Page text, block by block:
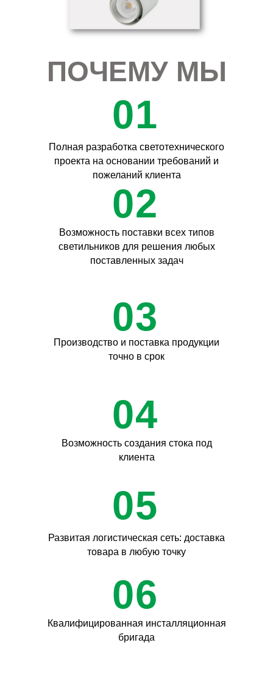
ПОЧЕМУ МЫ
Производство и поставка продукции
точно в срок
01
Полная разработка светотехнического
проекта на основании требований и
пожеланий клиента
02
Возможность поставки всех типов
светильников для решения любых
поставленных задач
03
04
Возможность создания стока под
клиента
05
Развитая логистическая сеть: доставка
товара в любую точку
06
Квалифицированная инсталляционная
бригада